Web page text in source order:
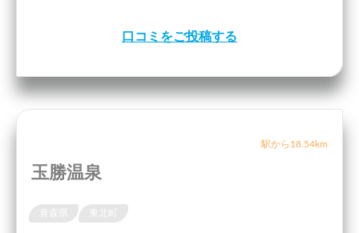
口コミをご投稿する
駅から18.54km
玉勝温泉
青森県